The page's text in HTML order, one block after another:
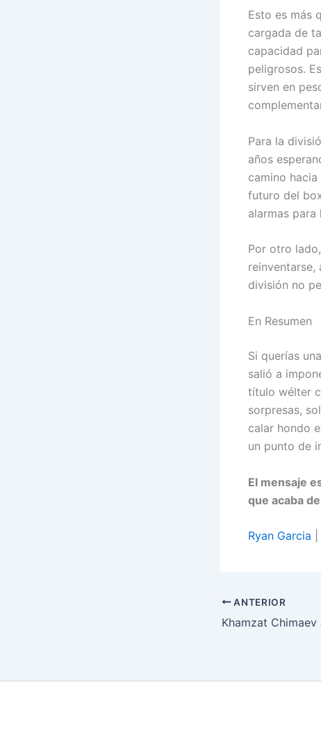
Esto es más
cargada de
capacidad
peligrosos.
sirven en
Para la
años
camino
futuro del
alarmas
Por otro
reinventarse,
división no
En Resumen
Si querías
salió a
título wélter
sorpresas,
calar hondo
un punto de
El mensaje
que acaba
Ryan Garcia
ANTERIOR